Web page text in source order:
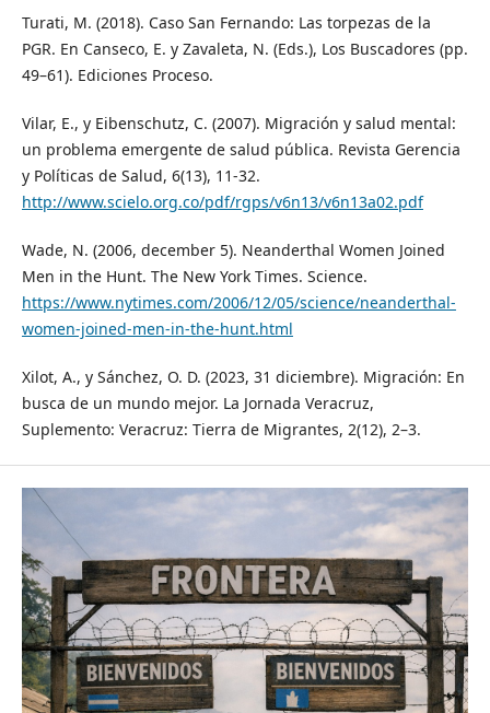
Turati, M. (2018). Caso San Fernando: Las torpezas de la
PGR. En Canseco, E. y Zavaleta, N. (Eds.), Los Buscadores (pp.
49–61). Ediciones Proceso.
Vilar, E., y Eibenschutz, C. (2007). Migración y salud mental:
un problema emergente de salud pública. Revista Gerencia
y Políticas de Salud, 6(13), 11-32.
http://www.scielo.org.co/pdf/rgps/v6n13/v6n13a02.pdf
Wade, N. (2006, december 5). Neanderthal Women Joined
Men in the Hunt. The New York Times. Science.
https://www.nytimes.com/2006/12/05/science/neanderthal-
women-joined-men-in-the-hunt.html
Xilot, A., y Sánchez, O. D. (2023, 31 diciembre). Migración: En
busca de un mundo mejor. La Jornada Veracruz,
Suplemento: Veracruz: Tierra de Migrantes, 2(12), 2–3.